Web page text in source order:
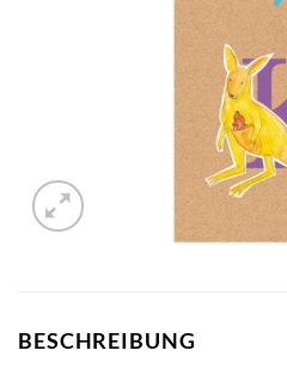
BESCHREIBUNG